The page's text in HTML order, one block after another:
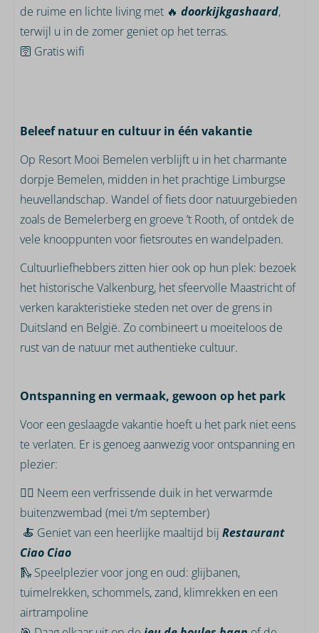
de ruime en lichte living met 🔥 doorkijkgashaard,
terwijl u in de zomer geniet op het terras.
🛜 Gratis wifi
Beleef natuur en cultuur in één vakantie
Op Resort Mooi Bemelen verblijft u in het charmante
dorpje Bemelen, midden in het prachtige Limburgse
heuvellandschap. Wandel of fiets door natuurgebieden
zoals de Bemelerberg en groeve ’t Rooth, of ontdek de
vele knooppunten voor fietsroutes en wandelpaden.
Cultuurliefhebbers zitten hier ook op hun plek: bezoek
het historische Valkenburg, het sfeervolle Maastricht of
verken karakteristieke steden net over de grens in
Duitsland en België. Zo combineert u moeiteloos de
rust van de natuur met authentieke cultuur.
Ontspanning en vermaak, gewoon op het park
Voor een geslaagde vakantie hoeft u het park niet eens
te verlaten. Er is genoeg aanwezig voor ontspanning en
plezier:
🏊🏼 Neem een verfrissende duik in het verwarmde
buitenzwembad (mei t/m september)
🍝 Geniet van een heerlijke maaltijd bij Restaurant
Ciao Ciao
🛝 Speelplezier voor jong en oud: glijbanen,
tuimelrekken, schommels, zand, klimrekken en een
airtrampoline